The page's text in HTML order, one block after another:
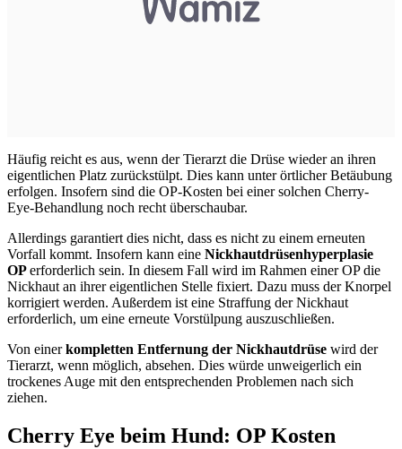
Häufig reicht es aus, wenn der Tierarzt die Drüse wieder an ihren
eigentlichen Platz zurückstülpt. Dies kann unter örtlicher Betäubung
erfolgen. Insofern sind die OP-Kosten bei einer solchen Cherry-
Eye-Behandlung noch recht überschaubar.
Allerdings garantiert dies nicht, dass es nicht zu einem erneuten
Vorfall kommt. Insofern kann eine Nickhautdrüsenhyperplasie
OPerforderlich sein. In diesem Fall wird im Rahmen einer OP die
Nickhaut an ihrer eigentlichen Stelle fixiert. Dazu muss der Knorpel
korrigiert werden. Außerdem ist eine Straffung der Nickhaut
erforderlich, um eine erneute Vorstülpung auszuschließen.
Von einerkompletten Entfernung der Nickhautdrüse wird der
Tierarzt, wenn möglich, absehen. Dies würde unweigerlich ein
trockenes Auge mit den entsprechenden Problemen nach sich
ziehen.
Cherry Eye beim Hund: OP Kosten